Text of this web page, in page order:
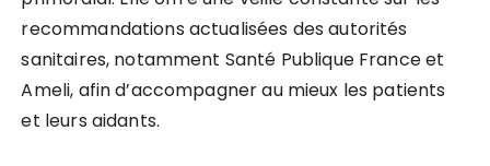
recommandations actualisées des autorités
sanitaires, notamment Santé Publique France et
Ameli, afin d’accompagner au mieux les patients
et leurs aidants.